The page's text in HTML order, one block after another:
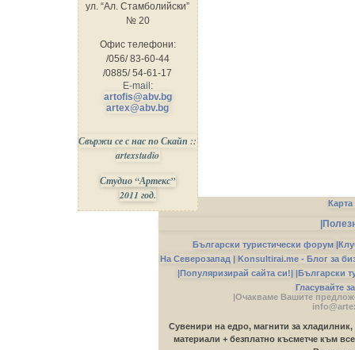
ул. “Ал. Стамболийски”
№ 20
Офис телефони:
/056/ 83-60-44
/0885/ 54-61-17
E-mail:
artofis@abv.bg
artex@abv.bg
Свържи се с нас по Скайп ::
artexstudio
Студио “Артекс”
2011 год.
Български туристически форум |
На Северозапад | Konsultirai.me - Блог за
|Популяризирай сайта си!| |Български
Гласувайте
|Очакваме Вашите
Сувенири на едро, магнити за
материали + безплатно късметче към